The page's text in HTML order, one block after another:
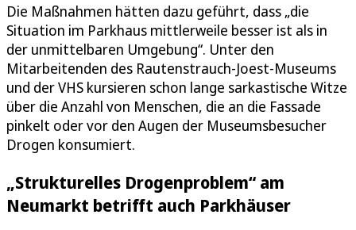
Die Maßnahmen hätten dazu geführt, dass „die
Situation im Parkhaus mittlerweile besser ist als in
der unmittelbaren Umgebung“. Unter den
Mitarbeitenden des Rautenstrauch-Joest-Museums
und der VHS kursieren schon lange sarkastische Witze
über die Anzahl von Menschen, die an die Fassade
pinkelt oder vor den Augen der Museumsbesucher
Drogen konsumiert.
„Strukturelles Drogenproblem“ am
Neumarkt betrifft auch Parkhäuser